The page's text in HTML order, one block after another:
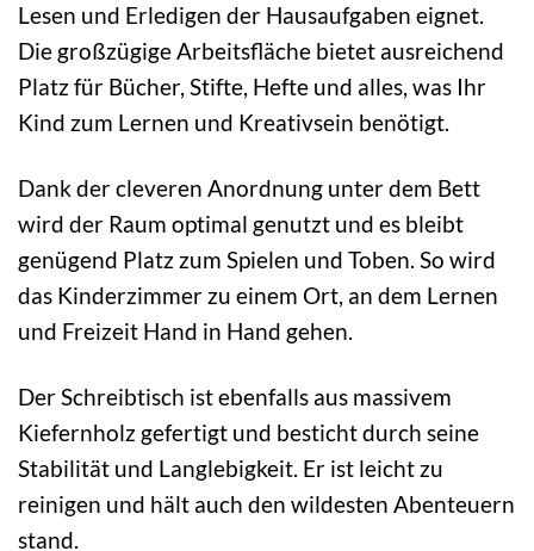
Lesen und Erledigen der Hausaufgaben eignet.
Die großzügige Arbeitsfläche bietet ausreichend
Platz für Bücher, Stifte, Hefte und alles, was Ihr
Kind zum Lernen und Kreativsein benötigt.
Dank der cleveren Anordnung unter dem Bett
wird der Raum optimal genutzt und es bleibt
genügend Platz zum Spielen und Toben. So wird
das Kinderzimmer zu einem Ort, an dem Lernen
und Freizeit Hand in Hand gehen.
Der Schreibtisch ist ebenfalls aus massivem
Kiefernholz gefertigt und besticht durch seine
Stabilität und Langlebigkeit. Er ist leicht zu
reinigen und hält auch den wildesten Abenteuern
stand.